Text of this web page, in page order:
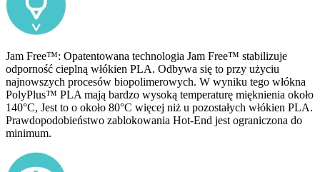
Jam Free™: Opatentowana technologia Jam Free™ stabilizuje
odporność cieplną włókien PLA. Odbywa się to przy użyciu
najnowszych procesów biopolimerowych. W wyniku tego włókna
PolyPlus™ PLA mają bardzo wysoką temperaturę mięknienia około
140°C, Jest to o około 80°C więcej niż u pozostałych włókien PLA.
Prawdopodobieństwo zablokowania Hot-End jest ograniczona do
minimum.